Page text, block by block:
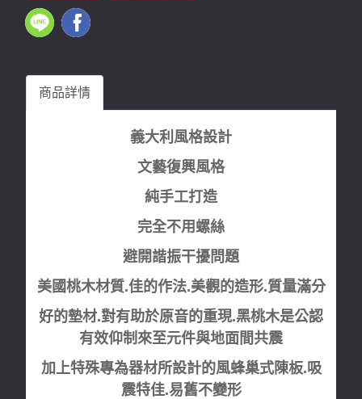
商品詳情
義大利風格設計
文藝復興風格
純手工打造
完全不用螺絲
避開諧振干擾問題
美國桃木材質.佳的作法.美觀的造形.質量滿分
好的墊材.對有助於原音的重現.黑桃木是公認
有效仰制來至元件與地面間共震
加上特殊專為器材所設計的風蜂巢式陳板.吸
震特佳.易舊不變形